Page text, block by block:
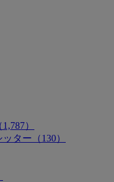
）
ター（130）